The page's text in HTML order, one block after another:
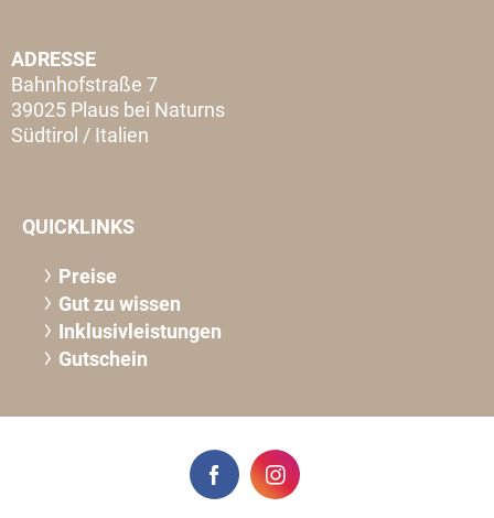
ADRESSE
Bahnhofstraße 7
39025 Plaus bei Naturns
Südtirol / Italien
QUICKLINKS
Preise
Gut zu wissen
Inklusivleistungen
Gutschein